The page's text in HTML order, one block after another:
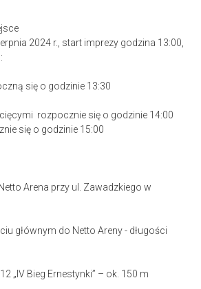
2024 r., start imprezy godzina 13:00,
się o godzinie 13:30
rozpocznie się o godzinie 14:00
się o godzinie 15:00
Arena przy ul. Zawadzkiego w
głównym do Netto Areny - długości
„IV Bieg Ernestynki” – ok. 150 m